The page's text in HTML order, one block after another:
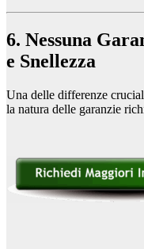
6. Nessuna
e Snellezza
Una delle differenze
la natura delle garanzie